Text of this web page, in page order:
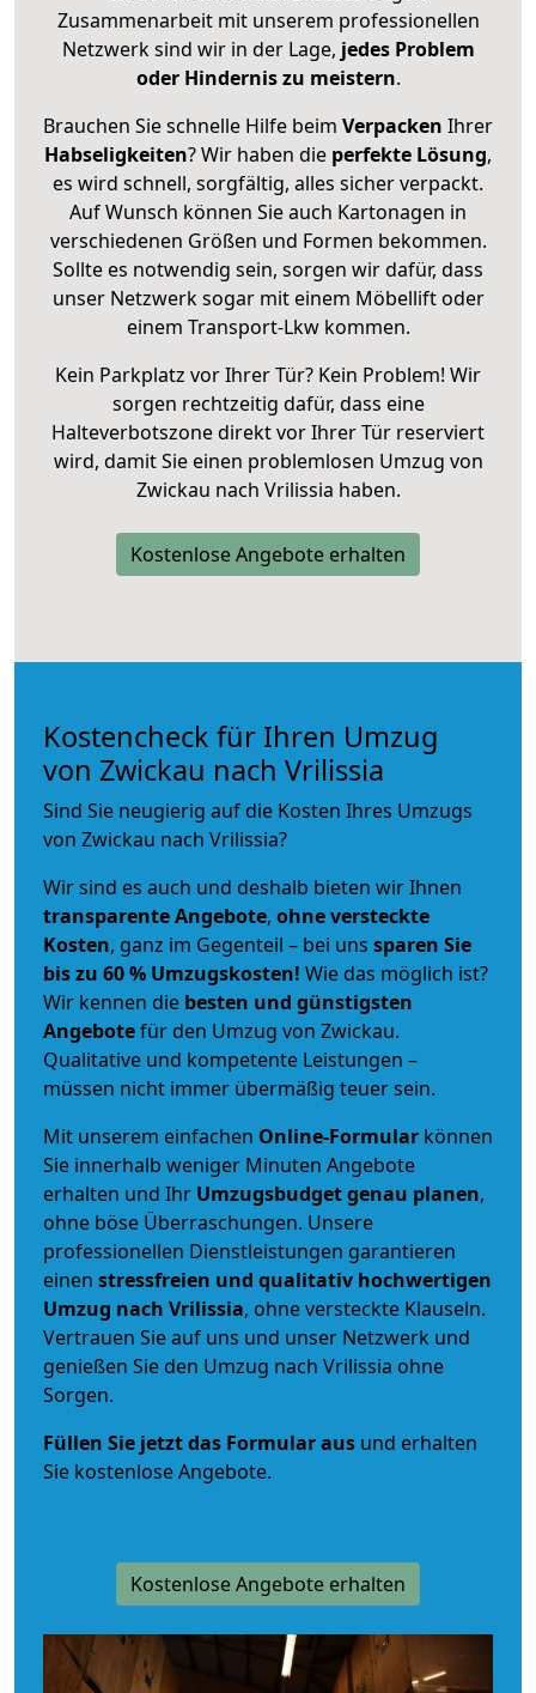
Zusammenarbeit mit unserem professionellen
Netzwerk sind wir in der Lage, jedes Problem
oder Hindernis zu meistern.
Brauchen Sie schnelle Hilfe beim Verpacken Ihrer
Habseligkeiten? Wir haben die perfekte Lösung,
es wird schnell, sorgfältig, alles sicher verpackt.
Auf Wunsch können Sie auch Kartonagen in
verschiedenen Größen und Formen bekommen.
Sollte es notwendig sein, sorgen wir dafür, dass
unser Netzwerk sogar mit einem Möbellift oder
einem Transport-Lkw kommen.
Kein Parkplatz vor Ihrer Tür? Kein Problem! Wir
sorgen rechtzeitig dafür, dass eine
Halteverbotszone direkt vor Ihrer Tür reserviert
wird, damit Sie einen problemlosen Umzug von
Zwickau nach Vrilissia haben.
Kostenlose Angebote erhalten
Kostencheck für Ihren Umzug
von Zwickau nach Vrilissia
Sind Sie neugierig auf die Kosten Ihres Umzugs
von Zwickau nach Vrilissia?
Wir sind es auch und deshalb bieten wir Ihnen
transparente Angebote, ohne versteckte
Kosten, ganz im Gegenteil – bei uns sparen Sie
bis zu 60 % Umzugskosten! Wie das möglich ist?
Wir kennen die besten und günstigsten
Angebotefür den Umzug von Zwickau.
Qualitative und kompetente Leistungen –
müssen nicht immer übermäßig teuer sein.
Mit unserem einfachen Online-Formular können
Sie innerhalb weniger Minuten Angebote
erhalten und Ihr Umzugsbudgetgenau planen,
ohne böse Überraschungen. Unsere
professionellen Dienstleistungen garantieren
einen stressfreien und qualitativ hochwertigen
Umzug nach Vrilissia, ohne versteckte Klauseln.
Vertrauen Sie auf uns und unser Netzwerk und
genießen Sie den Umzug nach Vrilissia ohne
Sorgen.
Füllen Sie jetzt das Formular aus und erhalten
Sie kostenlose Angebote.
Kostenlose Angebote erhalten